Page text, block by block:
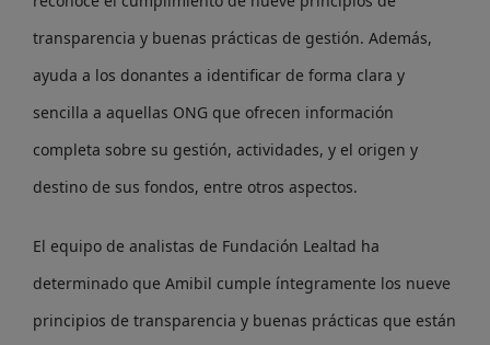
transparencia y buenas prácticas de gestión. Además,
ayuda a los donantes a identificar de forma clara y
sencilla a aquellas ONG que ofrecen información
completa sobre su gestión, actividades, y el origen y
destino de sus fondos, entre otros aspectos.
El equipo de analistas de Fundación Lealtad ha
determinado que Amibil cumple íntegramente los nueve
principios de transparencia y buenas prácticas que están